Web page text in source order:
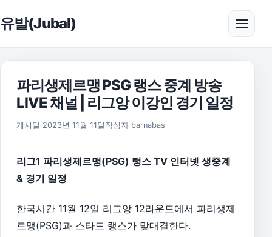
유발(Jubal) 메뉴
파리생제르맹 PSG 랭스 중계 방송
LIVE 채널 | 리그앙 이강인 경기 일정
게시일 2023년 11월 11일 2026년 8월 1일
작성자 barnabas
리그1 파리생제르맹(PSG) 랭스 TV 인터넷 생중계
& 경기 일정
한국시간 11월 12일 리그앙 12라운드에서 파리생제
르맹(PSG)과 스타드 랭스가 맞대결한다.